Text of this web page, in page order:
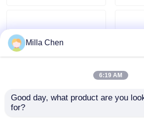
मामलों
1x8 फाइबर ऑप्टिक स्प्लिटर
Milla Chen
6:19 AM
Good day, what product are you
for?